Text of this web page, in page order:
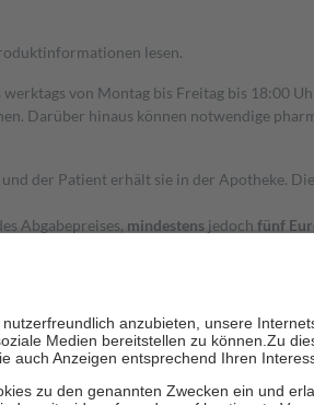
lesen.
von Montag bis Freitag bis 18:00
Darüber hinaus können notwendige
der Patient erhält sie in der Apotheke.
Abgabepreises, mindestens jedoch fünf
und die besondere Stellung der Familie zu
der Fahrkosten
werden